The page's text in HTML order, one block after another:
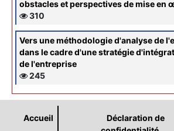
obstacles et perspectives de mise en
310
Vers une méthodologie d'analyse de
dans le cadre d'une stratégie
de l'entreprise
245
Accueil
Déclaration de